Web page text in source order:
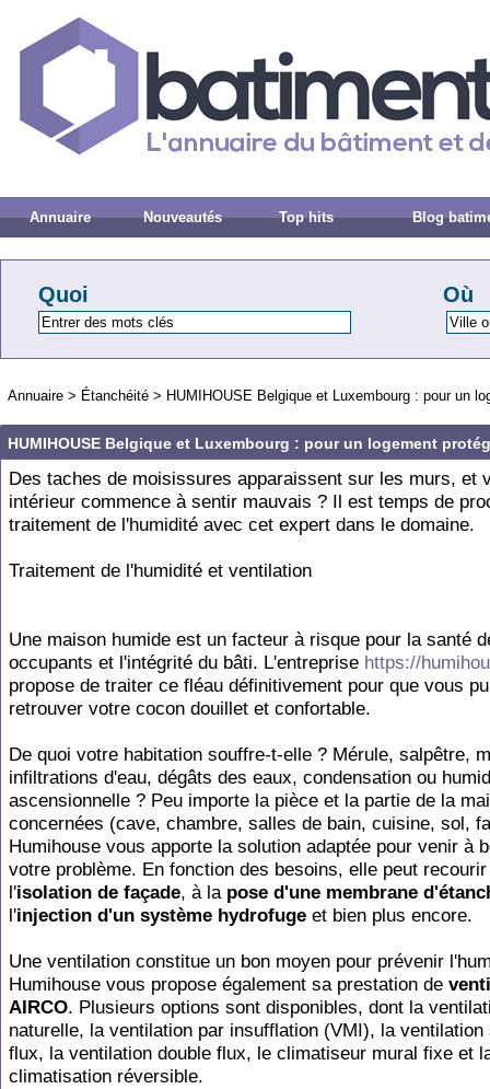
Annuaire Nouveautés Top hits Blog
Quoi Où
Annuaire > Étanchéité > HUMIHOUSE Belgique et Luxembourg : pour un
HUMIHOUSE Belgique et Luxembourg : pour un logement
Des taches de moisissures apparaissent sur les murs, et
intérieur commence à sentir mauvais ? Il est temps de
traitement de l'humidité avec cet expert dans le domaine.
Traitement de l'humidité et ventilation
Une maison humide est un facteur à risque pour la santé
occupants et l'intégrité du bâti. L'entreprise https://
propose de traiter ce fléau définitivement pour que vous
retrouver votre cocon douillet et confortable.
De quoi votre habitation souffre-t-elle ? Mérule, salpêtre,
infiltrations d'eau, dégâts des eaux, condensation ou
ascensionnelle ? Peu importe la pièce et la partie de la
concernées (cave, chambre, salles de bain, cuisine, sol,
Humihouse vous apporte la solution adaptée pour venir à
votre problème. En fonction des besoins, elle peut
l'isolation de façade, à la pose d'une membrane
l'injection d'un système hydrofuge et bien plus encore.
Une ventilation constitue un bon moyen pour prévenir
Humihouse vous propose également sa prestation de
AIRCO. Plusieurs options sont disponibles, dont la
naturelle, la ventilation par insufflation (VMI), la ventilation
flux, la ventilation double flux, le climatiseur mural fixe et
climatisation réversible.